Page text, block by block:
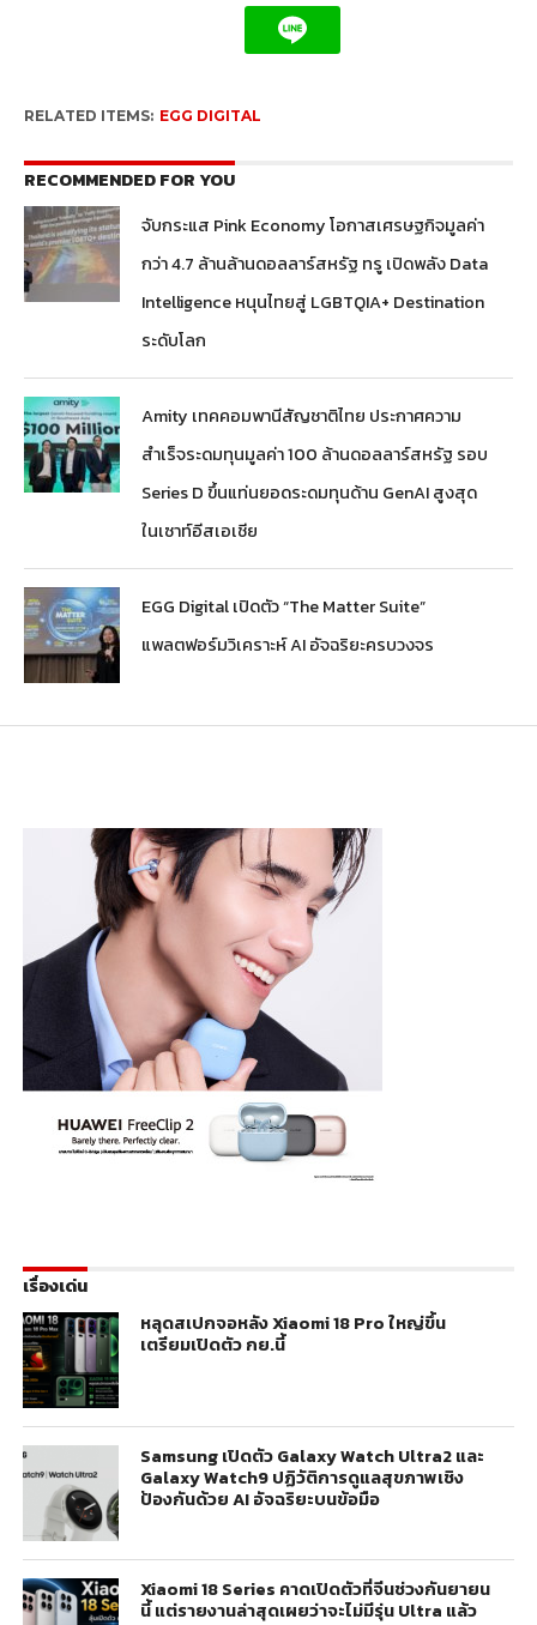
RELATED ITEMS: EGG DIGITAL
RECOMMENDED FOR YOU
จับกระแส Pink Economy โอกาสเศรษฐกิจมูลค่า
กว่า 4.7 ล้านล้านดอลลาร์สหรัฐ ทรู เปิดพลัง Data
Intelligence หนุนไทยสู่ LGBTQIA+ Destination
ระดับโลก
Amity เทคคอมพานีสัญชาติไทย ประกาศความ
สำเร็จระดมทุนมูลค่า 100 ล้านดอลลาร์สหรัฐ รอบ
Series D ขึ้นแท่นยอดระดมทุนด้าน GenAI สูงสุด
ในเซาท์อีสเอเชีย
EGG Digital เปิดตัว “The Matter Suite”
แพลตฟอร์มวิเคราะห์ AI อัจฉริยะครบวงจร
เรื่องเด่น
หลุดสเปกจอหลัง Xiaomi 18 Pro ใหญ่ขึ้น
เตรียมเปิดตัว กย.นี้
Samsung เปิดตัว Galaxy Watch Ultra2 และ
Galaxy Watch9 ปฏิวัติการดูแลสุขภาพเชิง
ป้องกันด้วย AI อัจฉริยะบนข้อมือ
Xiaomi 18 Series คาดเปิดตัวที่จีนช่วงกันยายน
นี้ แต่รายงานล่าสุดเผยว่าจะไม่มีรุ่น Ultra แล้ว